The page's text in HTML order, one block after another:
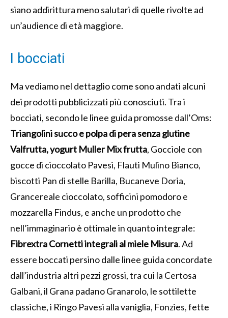
siano addirittura meno salutari di quelle rivolte ad
un’audience di età maggiore.
I bocciati
Ma vediamo nel dettaglio come sono andati alcuni
dei prodotti pubblicizzati più conosciuti. Tra i
bocciati, secondo le linee guida promosse dall’Oms:
Triangolini succo e polpa di pera senza glutine
Valfrutta, yogurt Muller Mix frutta, Gocciole con
gocce di cioccolato Pavesi, Flauti Mulino Bianco,
biscotti Pan di stelle Barilla, Bucaneve Doria,
Grancereale cioccolato, sofficini pomodoro e
mozzarella Findus, e anche un prodotto che
nell’immaginario è ottimale in quanto integrale:
Fibrextra Cornetti integrali al miele Misura. Ad
essere boccati persino dalle linee guida concordate
dall’industria altri pezzi grossi, tra cui la Certosa
Galbani, il Grana padano Granarolo, le sottilette
classiche, i Ringo Pavesi alla vaniglia, Fonzies, fette